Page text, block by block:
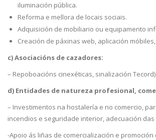
iluminación pública.
Reforma e mellora de locais sociais.
Adquisición de mobiliario ou equipamento
Creación de páxinas web, aplicación
c) Asociacións de cazadores:
– Repoboacións cinexéticas, sinalización Tecord)
d) Entidades de natureza profesional,
– Investimentos na hostalería e no comercio,
incendios e seguridade interior, adecuación
-Apoio ás liñas de comercialización e